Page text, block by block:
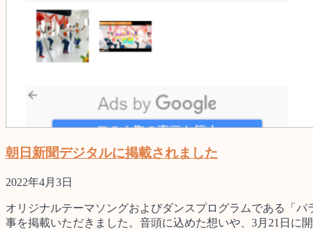
朝日新聞デジタルに掲載されました
2022年4月3日
オリジナルテーマソングおよびダンスプログラムである「
事を掲載いただきました。音頭に込めた想いや、3月21日に